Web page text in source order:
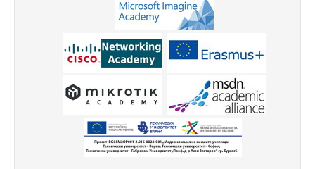
Конкурси за научни проекти
Научноизследователски институт
Начало
Съобщения НИИ